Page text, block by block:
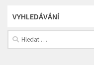
VYHLEDÁVÁNÍ
Vyhledávání